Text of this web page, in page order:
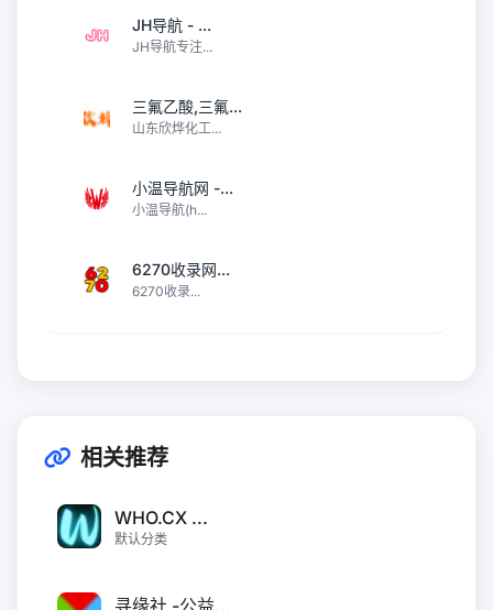
JH导航 - ...
JH导航专注...
三氟乙酸,三氟...
山东欣烨化工...
小温导航网 -...
小温导航(h...
6270收录网...
6270收录...
相关推荐
WHO.CX ...
默认分类
寻缘社 -公益...